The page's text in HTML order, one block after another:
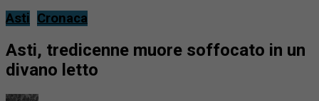
Asti Cronaca
Asti, tredicenne muore soffocato in un
divano letto